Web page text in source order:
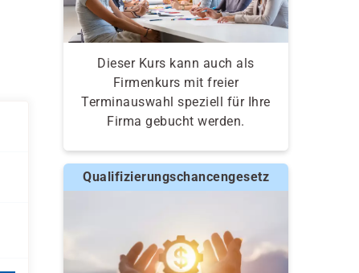
Dieser Kurs kann auch als
Firmenkurs mit freier
Terminauswahl speziell für Ihre
Firma gebucht werden.
Qualifizierungschancengesetz